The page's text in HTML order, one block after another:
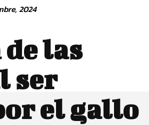
2024
las
ser
el gallo